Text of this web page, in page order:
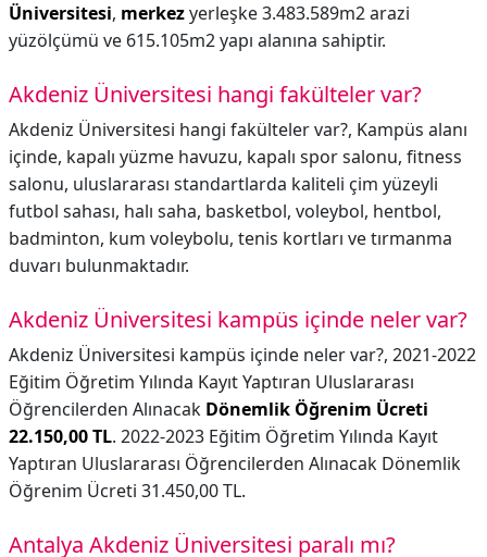
Üniversitesi, merkezyerleşke 3.483.589m2 arazi
yüzölçümü ve 615.105m2 yapı alanına sahiptir.
Akdeniz Üniversitesi hangi fakülteler var?
Akdeniz Üniversitesi hangi fakülteler var?, Kampüs alanı
içinde, kapalı yüzme havuzu, kapalı spor salonu, fitness
salonu, uluslararası standartlarda kaliteli çim yüzeyli
futbol sahası, halı saha, basketbol, voleybol, hentbol,
badminton, kum voleybolu, tenis kortları ve tırmanma
duvarı bulunmaktadır.
Akdeniz Üniversitesi kampüs içinde neler var?
Akdeniz Üniversitesi kampüs içinde neler var?, 2021-2022
Eğitim Öğretim Yılında Kayıt Yaptıran Uluslararası
Öğrencilerden Alınacak Dönemlik Öğrenim Ücreti
22.150,00 TL. 2022-2023 Eğitim Öğretim Yılında Kayıt
Yaptıran Uluslararası Öğrencilerden Alınacak Dönemlik
Öğrenim Ücreti 31.450,00 TL.
Antalya Akdeniz Üniversitesi paralı mı?